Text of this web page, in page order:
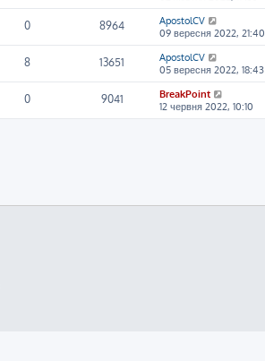
0 8964
ApostolCV
09 вересня 2022, 21:40
8 13651
ApostolCV
05 вересня 2022, 18:43
0 9041
BreakPoint
12 червня 2022, 10:10